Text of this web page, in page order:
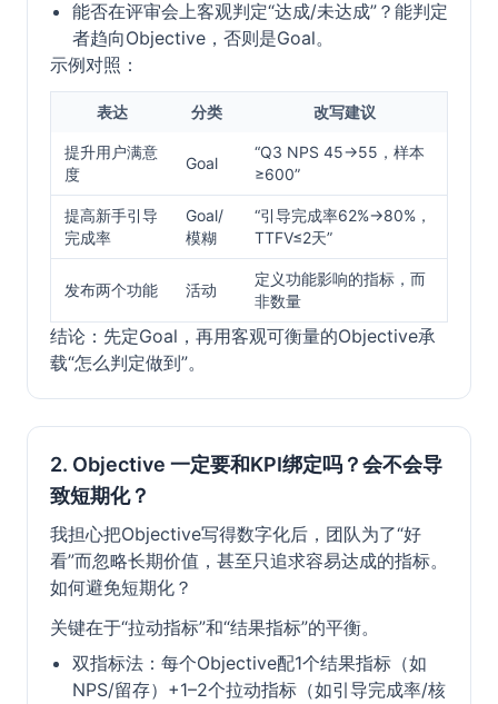
能否在评审会上客观判定“达成/未达成”？能判定
者趋向Objective，否则是Goal。
示例对照：
表达 分类 改写建议
提升用户满意
度
Goal
“Q3 NPS 45→55，样本
≥600”
提高新手引导
完成率
Goal/
模糊
“引导完成率62%→80%，
TTFV≤2天”
发布两个功能 活动
定义功能影响的指标，而
非数量
结论：先定Goal，再用客观可衡量的Objective承
载“怎么判定做到”。
2. Objective 一定要和KPI绑定吗？会不会导
致短期化？
我担心把Objective写得数字化后，团队为了“好
看”而忽略长期价值，甚至只追求容易达成的指标。
如何避免短期化？
关键在于“拉动指标”和“结果指标”的平衡。
双指标法：每个Objective配1个结果指标（如
NPS/留存）+1–2个拉动指标（如引导完成率/核